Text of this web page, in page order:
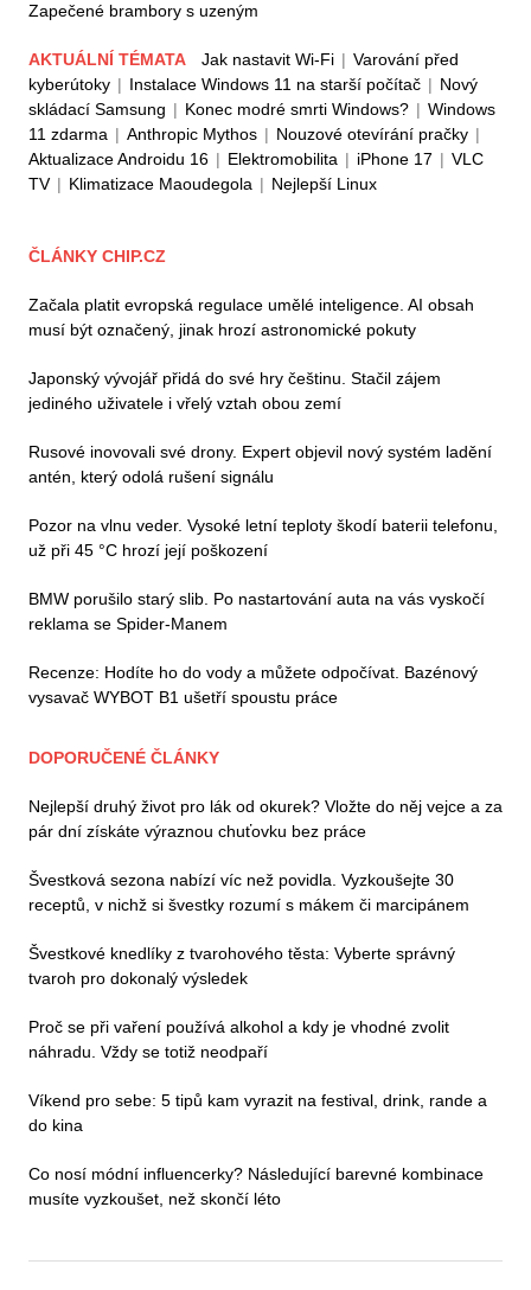
Zapečené brambory s uzeným
AKTUÁLNÍ TÉMATA Jak nastavit Wi-Fi | Varování před
kyberútoky | Instalace Windows 11 na starší počítač | Nový
skládací Samsung | Konec modré smrti Windows? | Windows
11 zdarma | Anthropic Mythos | Nouzové otevírání pračky |
Aktualizace Androidu 16 | Elektromobilita | iPhone 17 | VLC
TV | Klimatizace Maoudegola | Nejlepší Linux
ČLÁNKY CHIP.CZ
Začala platit evropská regulace umělé inteligence. AI obsah
musí být označený, jinak hrozí astronomické pokuty
Japonský vývojář přidá do své hry češtinu. Stačil zájem
jediného uživatele i vřelý vztah obou zemí
Rusové inovovali své drony. Expert objevil nový systém ladění
antén, který odolá rušení signálu
Pozor na vlnu veder. Vysoké letní teploty škodí baterii telefonu,
už při 45 °C hrozí její poškození
BMW porušilo starý slib. Po nastartování auta na vás vyskočí
reklama se Spider-Manem
Recenze: Hodíte ho do vody a můžete odpočívat. Bazénový
vysavač WYBOT B1 ušetří spoustu práce
DOPORUČENÉ ČLÁNKY
Nejlepší druhý život pro lák od okurek? Vložte do něj vejce a za
pár dní získáte výraznou chuťovku bez práce
Švestková sezona nabízí víc než povidla. Vyzkoušejte 30
receptů, v nichž si švestky rozumí s mákem či marcipánem
Švestkové knedlíky z tvarohového těsta: Vyberte správný
tvaroh pro dokonalý výsledek
Proč se při vaření používá alkohol a kdy je vhodné zvolit
náhradu. Vždy se totiž neodpaří
Víkend pro sebe: 5 tipů kam vyrazit na festival, drink, rande a
do kina
Co nosí módní influencerky? Následující barevné kombinace
musíte vyzkoušet, než skončí léto